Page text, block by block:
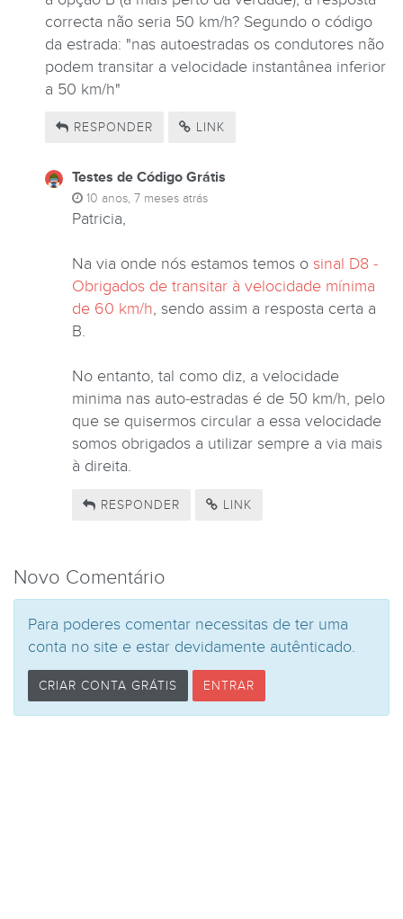
correcta não seria 50 km/h? Segundo o código
da estrada: "nas autoestradas os condutores não
podem transitar a velocidade instantânea inferior
a 50 km/h"
RESPONDER LINK
Testes de Código Grátis
10 anos, 7 meses atrás
Patricia,
Na via onde nós estamos temos o sinal D8 -
Obrigados de transitar à velocidade mínima
de 60 km/h, sendo assim a resposta certa a
B.
No entanto, tal como diz, a velocidade
minima nas auto-estradas é de 50 km/h, pelo
que se quisermos circular a essa velocidade
somos obrigados a utilizar sempre a via mais
à direita.
RESPONDER LINK
Novo Comentário
Para poderes comentar necessitas de ter uma
conta no site e estar devidamente autênticado.
CRIAR CONTA GRÁTIS ENTRAR